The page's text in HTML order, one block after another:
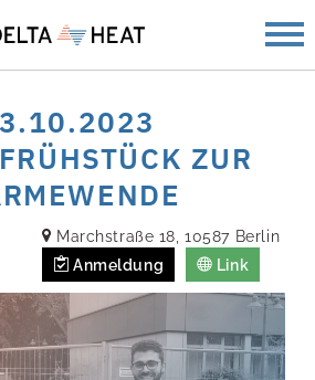
ZUR
Marchstraße 18, 10587 Berlin
Anmeldung
Link